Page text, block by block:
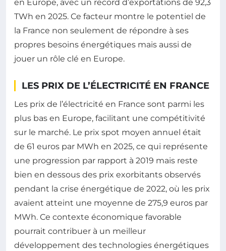
en Europe, avec un record d’exportations de 92,3
TWh en 2025. Ce facteur montre le potentiel de
la France non seulement de répondre à ses
propres besoins énergétiques mais aussi de
jouer un rôle clé en Europe.
LES PRIX DE L’ÉLECTRICITÉ EN FRANCE
Les prix de l’électricité en France sont parmi les
plus bas en Europe, facilitant une compétitivité
sur le marché. Le prix spot moyen annuel était
de 61 euros par MWh en 2025, ce qui représente
une progression par rapport à 2019 mais reste
bien en dessous des prix exorbitants observés
pendant la crise énergétique de 2022, où les prix
avaient atteint une moyenne de 275,9 euros par
MWh. Ce contexte économique favorable
pourrait contribuer à un meilleur
développement des technologies énergétiques